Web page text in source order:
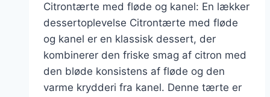
Citrontærte med fløde og kanel: En lækker
dessertoplevelse Citrontærte med fløde
og kanel er en klassisk dessert, der
kombinerer den friske smag af citron med
den bløde konsistens af fløde og den
varme krydderi fra kanel. Denne tærte er